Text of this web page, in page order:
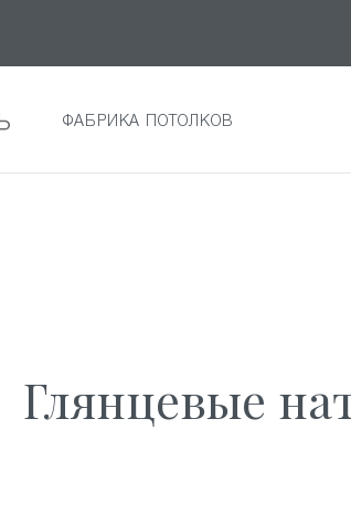
ФАБРИКА ПОТОЛКОВ
Глянцевые